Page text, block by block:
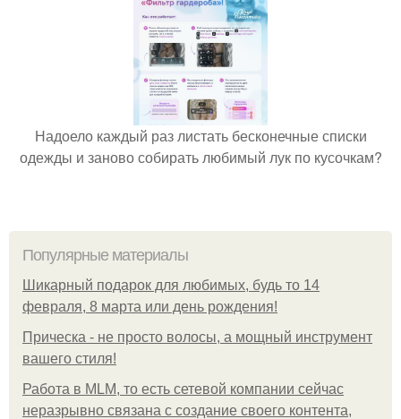
Надоело каждый раз листать бесконечные списки
одежды и заново собирать любимый лук по кусочкам?
Популярные материалы
Шикарный подарок для любимых, будь то 14
февраля, 8 марта или день рождения!
Прическа - не просто волосы, а мощный инструмент
вашего стиля!
Работа в MLM, то есть сетевой компании сейчас
неразрывно связана с создание своего контента,